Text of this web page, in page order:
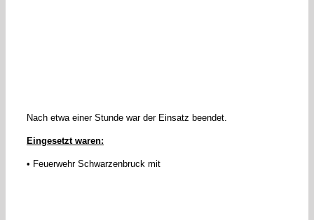
Nach etwa einer Stunde war der Einsatz beendet.
Eingesetzt waren:
• Feuerwehr Schwarzenbruck mit